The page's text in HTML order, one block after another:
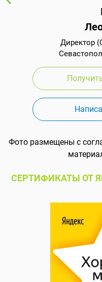
Директор
Фото размещены с
СЕРТИФИКАТЫ ОТ